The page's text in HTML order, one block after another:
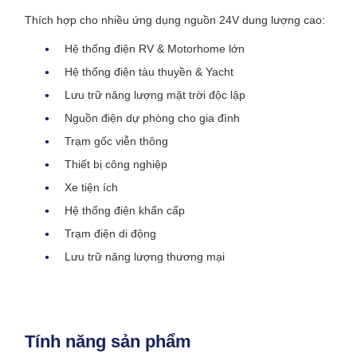
Thích hợp cho nhiều ứng dụng nguồn 24V dung lượng cao:
Hệ thống điện RV & Motorhome lớn
Hệ thống điện tàu thuyền & Yacht
Lưu trữ năng lượng mặt trời độc lập
Nguồn điện dự phòng cho gia đình
Trạm gốc viễn thông
Thiết bị công nghiệp
Xe tiện ích
Hệ thống điện khẩn cấp
Trạm điện di động
Lưu trữ năng lượng thương mại
Tính năng sản phẩm